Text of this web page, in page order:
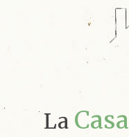
La Casa